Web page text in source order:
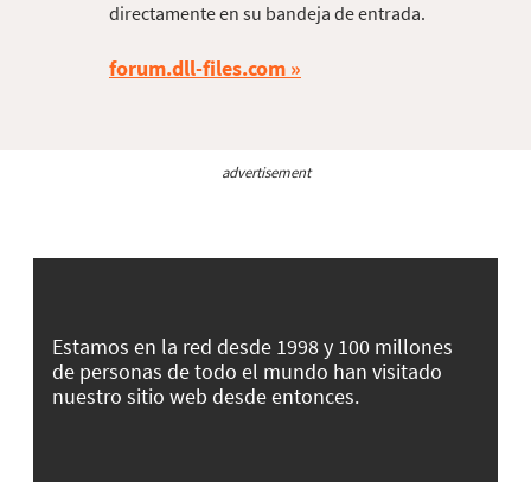
directamente en su bandeja de entrada.
forum.dll-files.com
advertisement
Estamos en la red desde 1998 y 100 millones
de personas de todo el mundo han visitado
nuestro sitio web desde entonces.